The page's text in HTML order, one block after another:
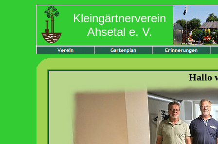
Kleingärtnerverein
Ahsetal e. V.
Hallo